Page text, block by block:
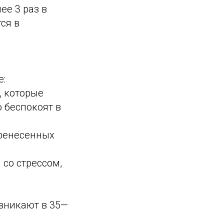
3 раз в
в
которые
в
стрессом,
в 35—